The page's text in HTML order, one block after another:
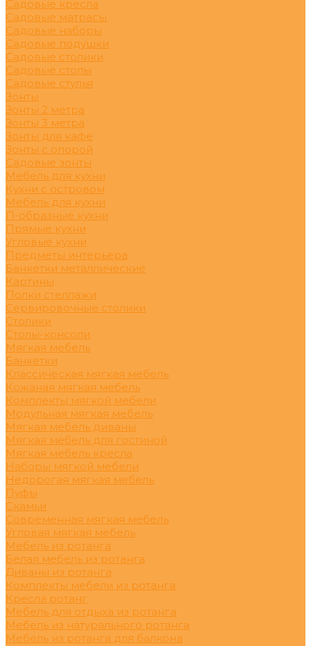
Садовые кресла
Садовые матрасы
Садовые наборы
Садовые подушки
Садовые столики
Садовые столы
Садовые стулья
Зонты
Зонты 2 метра
Зонты 3 метра
Зонты для кафе
Зонты с опорой
Садовые зонты
Мебель для кухни
Кухни с островом
Мебель для кухни
П-образные кухни
Прямые кухни
Угловые кухни
Предметы интерьера
Банкетки металлические
Картины
Полки стеллажи
Сервировочные столики
Столики
Столы-консоли
Мягкая мебель
Банкетки
Классическая мягкая мебель
Кожаная мягкая мебель
Комплекты мягкой мебели
Модульная мягкая мебель
Мягкая мебель диваны
Мягкая мебель для гостиной
Мягкая мебель кресла
Наборы мягкой мебели
Недорогая мягкая мебель
Пуфы
Скамьи
Современная мягкая мебель
Угловая мягкая мебель
Мебель из ротанга
Белая мебель из ротанга
Диваны из ротанга
Комплекты мебели из ротанга
Кресла ротанг
Мебель для отдыха из ротанга
Мебель из натурального ротанга
Мебель из ротанга для балкона